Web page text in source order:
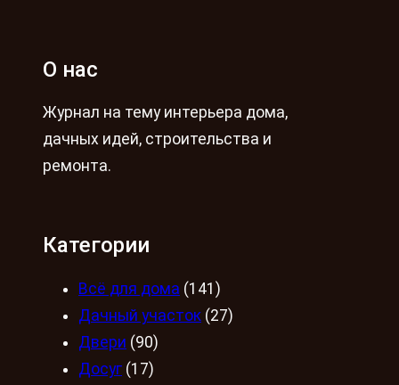
О нас
Журнал на тему интерьера дома,
дачных идей, строительства и
ремонта.
Категории
Всё для дома (141)
Дачный участок (27)
Двери (90)
Досуг (17)